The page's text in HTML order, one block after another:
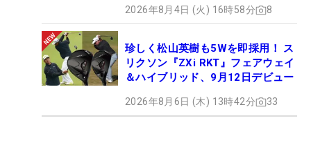
2026年8月4日 (火) 16時58分 8
珍しく松山英樹も5Wを即採用！ ス
リクソン『ZXi RKT』フェアウェイ
＆ハイブリッド、9月12日デビュー
2026年8月6日 (木) 13時42分 33